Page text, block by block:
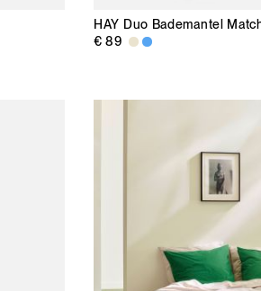
HAY Duo Bademantel
€ 89